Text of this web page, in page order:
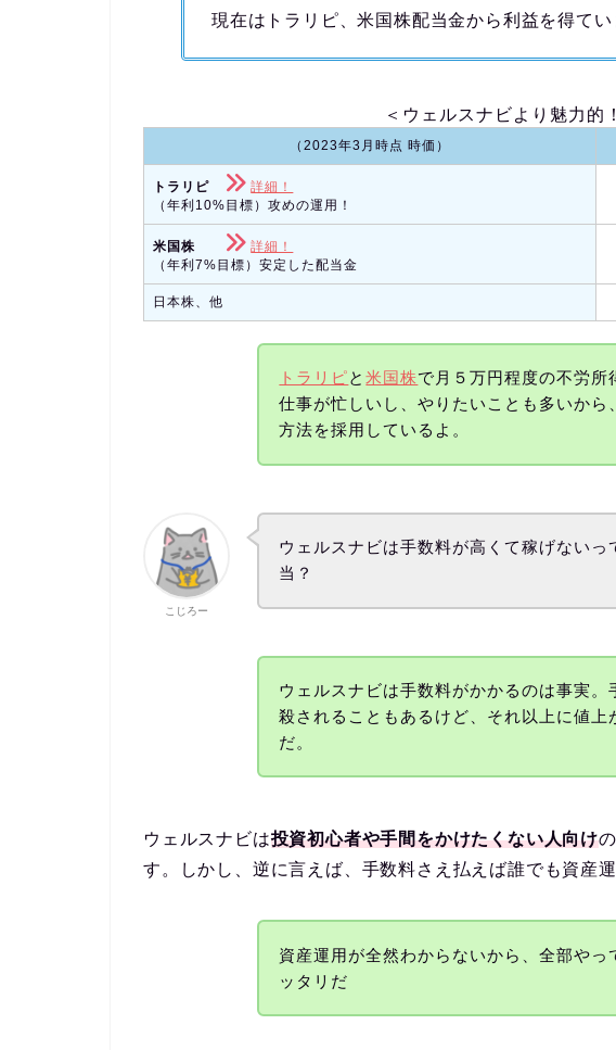
現在はトラリピ、米国株配当金から利益を得てい
＜ウェルスナビより魅力的
（2023年3月時点 時価）
トラリピ
詳細！
（年利10%目標）攻めの運用！
米国株
詳細！
（年利7%目標）安定した配当金
日本株、他
トラリピと米国株で月５万円程度の不労所
仕事が忙しいし、やりたいことも多いから
方法を採用しているよ。
こじろー
ウェルスナビは手数料が高くて稼げないっ
当？
ウェルスナビは手数料がかかるのは事実。
殺されることもあるけど、それ以上に値上
だ。
ウェルスナビは投資初心者や手間をかけたくない人向け
す。しかし、逆に言えば、手数料さえ払えば誰でも資産
資産運用が全然わからないから、全部やっ
ッタリだ